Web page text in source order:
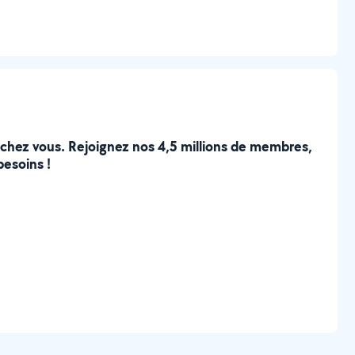
vous. Rejoignez nos 4,5 millions de membres,
!